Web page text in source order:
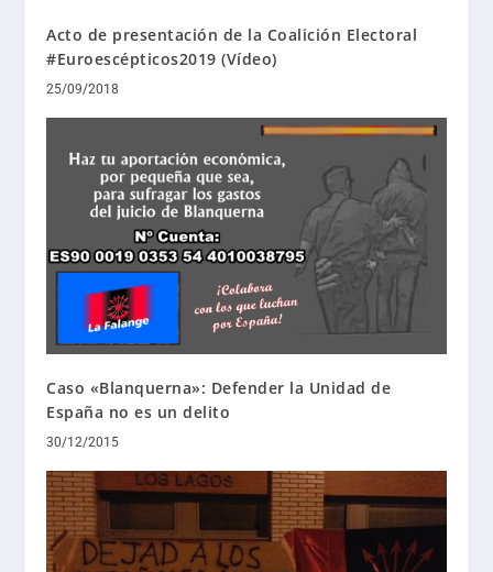
Acto de presentación de la Coalición Electoral
#Euroescépticos2019 (Vídeo)
25/09/2018
Caso «Blanquerna»: Defender la Unidad de
España no es un delito
30/12/2015